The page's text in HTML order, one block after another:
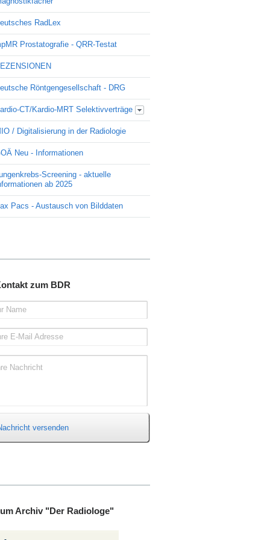
RadLex
Prostatografie - QRR-Testat
Röntgengesellschaft - DRG
CT/Kardio-MRT Selektivverträge
/ Digitalisierung in der Radiologie
Neu - Informationen
Screening - aktuelle
ab 2025
Pacs - Austausch von Bilddaten
zum BDR
Name
E-Mail Adresse
Nachricht
versenden
Archiv "Der Radiologe"